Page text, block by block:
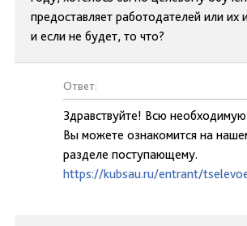
предоставляет работодателей или их
и если не будет, то что?
Ответ:
Здравствуйте! Всю
Вы можете ознакомится на
разделе поступающему.
https://kubsau.ru/entrant/